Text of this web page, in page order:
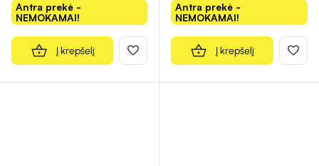
Antra prekė -
NEMOKAMAI!
Į krepšelį
Antra prekė -
NEMOKAMAI!
Į krepšelį